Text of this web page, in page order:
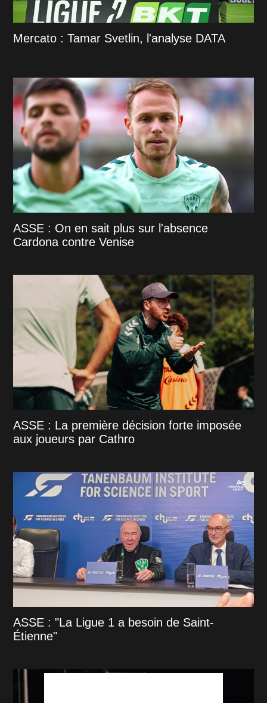
Mercato : Tamar Svetlin, l'analyse DATA
ASSE : On en sait plus sur l'absence
Cardona contre Venise
ASSE : La première décision forte imposée
aux joueurs par Cathro
ASSE : "La Ligue 1 a besoin de Saint-
Étienne"